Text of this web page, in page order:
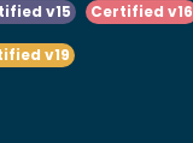
v15 Certified v16
v19